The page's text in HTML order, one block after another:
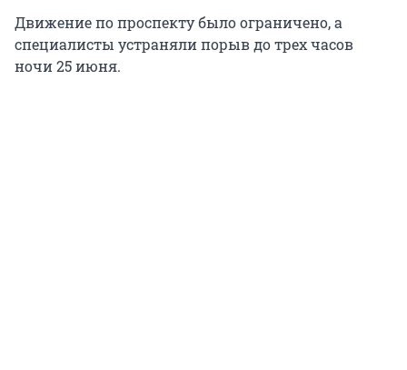
Движение по проспекту было ограничено, а
специалисты устраняли порыв до трех часов
ночи 25 июня.